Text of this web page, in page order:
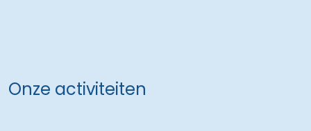
Onze activiteiten